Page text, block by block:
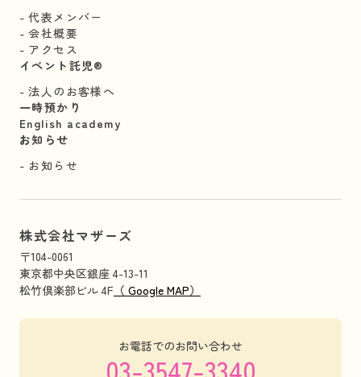
代表メンバー
会社概要
アクセス
イベント託児®︎
法人のお客様へ
一時預かり
English academy
お知らせ
お知らせ
株式会社マザーズ
〒104-0061
東京都中央区銀座 4-13-11
松竹倶楽部ビル 4F （ Google MAP）
お電話でのお問い合わせ